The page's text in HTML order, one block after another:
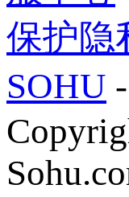
保护隐
SOHU -